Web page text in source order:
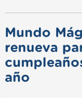
Mundo
renueva
año